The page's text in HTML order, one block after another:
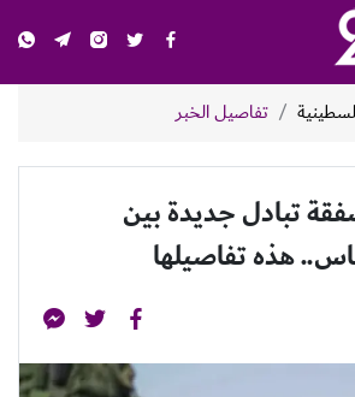
تفاصيل الخبر
تبادل جديدة بين
هذه تفاصيلها